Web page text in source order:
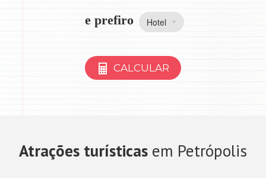
e prefiro Hotel
CALCULAR
Atrações turísticas em Petrópolis